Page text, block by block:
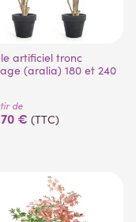
(aralia) 180 et 240
de
€ (TTC)